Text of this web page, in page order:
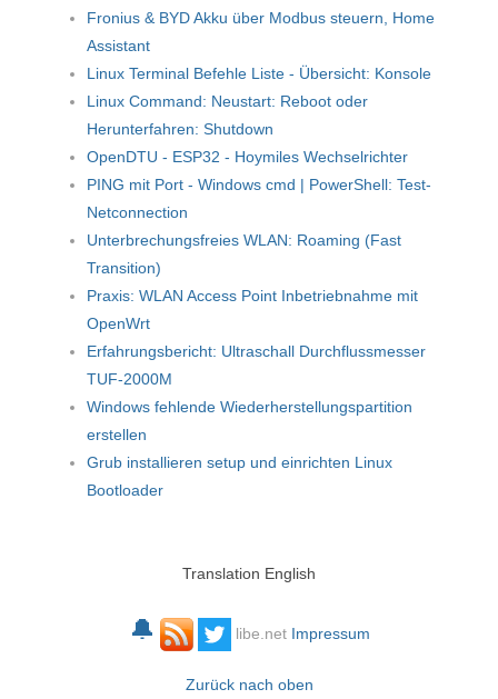
Fronius & BYD Akku über Modbus steuern, Home
Assistant
Linux Terminal Befehle Liste - Übersicht: Konsole
Linux Command: Neustart: Reboot oder
Herunterfahren: Shutdown
OpenDTU - ESP32 - Hoymiles Wechselrichter
PING mit Port - Windows cmd | PowerShell: Test-
Netconnection
Unterbrechungsfreies WLAN: Roaming (Fast
Transition)
Praxis: WLAN Access Point Inbetriebnahme mit
OpenWrt
Erfahrungsbericht: Ultraschall Durchflussmesser
TUF-2000M
Windows fehlende Wiederherstellungspartition
erstellen
Grub installieren setup und einrichten Linux
Bootloader
Translation English
🔔 libe.net Impressum
Zurück nach oben